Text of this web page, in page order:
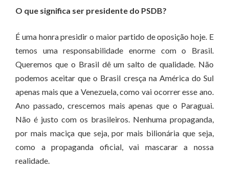
O que significa ser presidente do PSDB?
É uma honra presidir o maior partido de oposição hoje. E
temos uma responsabilidade enorme com o Brasil.
Queremos que o Brasil dê um salto de qualidade. Não
podemos aceitar que o Brasil cresça na América do Sul
apenas mais que a Venezuela, como vai ocorrer esse ano.
Ano passado, crescemos mais apenas que o Paraguai.
Não é justo com os brasileiros. Nenhuma propaganda,
por mais maciça que seja, por mais bilionária que seja,
como a propaganda oficial, vai mascarar a nossa
realidade.